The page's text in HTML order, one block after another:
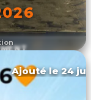
Ajouté le 24